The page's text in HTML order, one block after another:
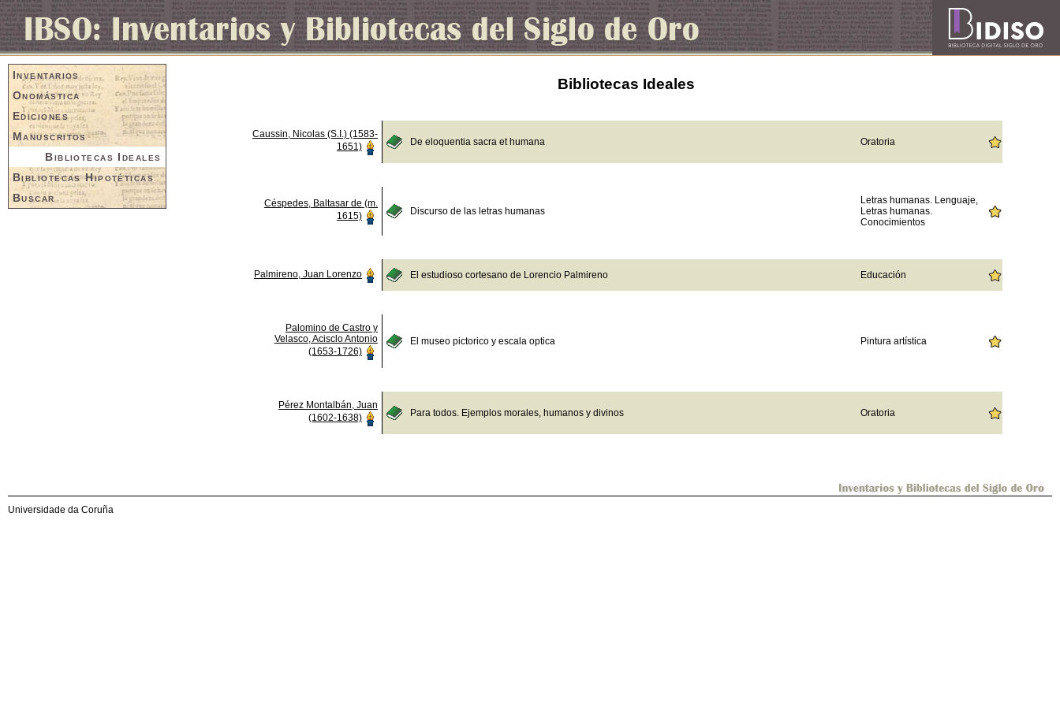
Inventarios
Onomástica
Ediciones
Manuscritos
Bibliotecas Ideales
Bibliotecas Hipotéticas
Buscar
Bibliotecas Ideales
Caussin, Nicolas (S.I.) (1583-
1651)
De eloquentia sacra et humana Oratoria
Céspedes, Baltasar de (m.
1615)
Discurso de las letras humanas
Letras humanas. Lenguaje,
Letras humanas.
Conocimientos
Palmireno, Juan Lorenzo El estudioso cortesano de Lorencio Palmireno Educación
Palomino de Castro y
Velasco, Acisclo Antonio
(1653-1726)
El museo pictorico y escala optica Pintura artística
Pérez Montalbán, Juan
(1602-1638)
Para todos. Ejemplos morales, humanos y divinos Oratoria
Universidade da Coruña